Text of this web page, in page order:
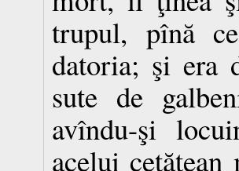
trupul, pînă
datoria; şi era
sute de
avîndu-şi
acelui